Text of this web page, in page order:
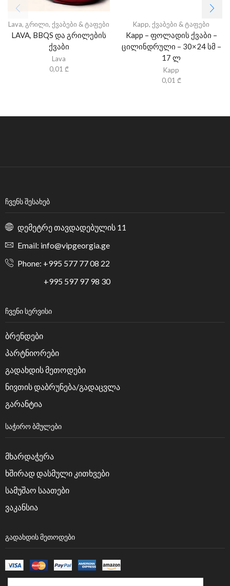
Lava, გრილი, ქვაბები & ტაფები
LAVA, BBQS და გრილების
ქვაბი
Lava
0,01 ₾
Kapp, ქვაბები & ტაფები
Kapp – ფოლადის ქვაბი –
ცილინდრული – 30×24 სმ –
17 ლ
Kapp
0,01 ₾
ᲩᲕᲔᲜᲡ ᲨᲔᲡᲐᲮᲔᲑ
დემეტრე თავდადებულის 11
Email: info@vipgeorgia.ge
Phone: +995 577 77 08 22
+995 597 97 98 30
ᲩᲕᲔᲜᲘ ᲡᲔᲠᲕᲘᲡᲘ
ბრენდები
პარტნიორები
გადახდის მეთოდები
ნივთის დაბრუნება/გადაცვლა
გარანტია
ᲡᲐᲭᲘᲠᲝ ᲑᲛᲣᲚᲔᲑᲘ
მხარდაჭერა
ხშირად დასმული კითხვები
სამუშაო საათები
ვაკანსია
ᲒᲐᲓᲐᲮᲓᲘᲡ ᲛᲔᲗᲝᲓᲔᲑᲘ